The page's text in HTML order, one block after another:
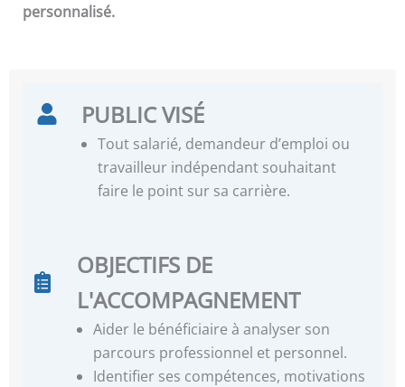
personnalisé.
PUBLIC VISÉ
Tout salarié, demandeur d’emploi ou
travailleur indépendant souhaitant
faire le point sur sa carrière.
OBJECTIFS DE
L'ACCOMPAGNEMENT
Aider le bénéficiaire à analyser son
parcours professionnel et personnel.
Identifier ses compétences, motivations